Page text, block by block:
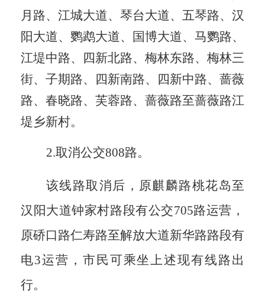
月路、江城大道、琴台大道、五琴路、汉
阳大道、鹦鹉大道、国博大道、马鹦路、
江堤中路、四新北路、梅林东路、梅林三
街、子期路、四新南路、 四新中路、蔷薇
路、春晓路、芙蓉路、蔷薇路至蔷薇路江
堤乡新村。
2.取消公交808路。
该线路取消后，原麒麟路桃花岛至
汉阳大道钟家村路段有公交705路运营，
原硚口路仁寿路至解放大道新华路路段有
电3运营，市民可乘坐上述现有线路出
行。